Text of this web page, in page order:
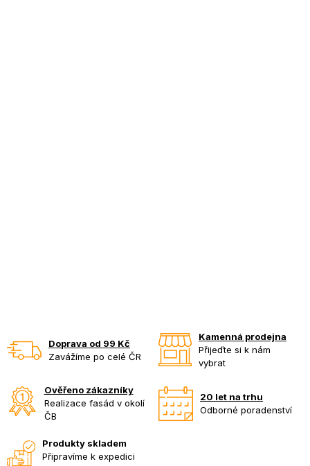
Doprava od 99 Kč
Zavážíme po celé ČR
Kamenná prodejna
Přijeďte si k nám
vybrat
Ověřeno zákazníky
Realizace fasád v okolí
ČB
20 let na trhu
Odborné poradenství
Produkty skladem
Připravíme k expedici